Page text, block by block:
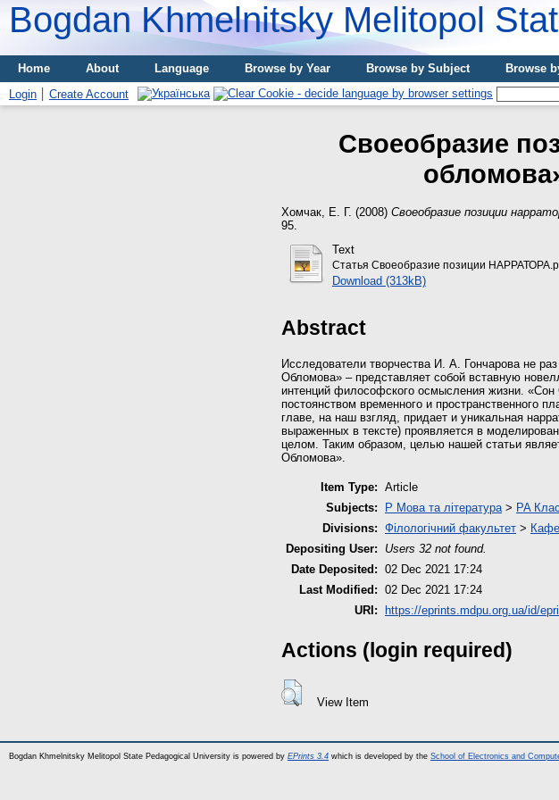
Bogdan Khmelnitsky Melitopol
Home About Language Browse by Year Browse by Subject Browse
Login
Create Account
Своеобразие
Хомчак, Е. Г. (2008) Своеобразие позиции
95.
Text
Статья Своеобразие позиции
Download (313kB)
Abstract
Исследователи творчества И. А. Гончарова не
Обломова» – представляет собой вставную
интенций философского осмысления жизни.
постоянством временного и пространственного
главе, на наш взгляд, придает и уникальная
выраженных в тексте) проявляется в
целом. Таким образом, целью нашей статьи
Обломова».
Item Type: Article
Subjects:
P Мова та література> PA
Divisions: Філологічний факультет >
Depositing User:
Users 32 not found.
Date Deposited: 02 Dec 2021 17:24
Last Modified: 02 Dec 2021 17:24
URI:
https://eprints.mdpu.org.ua/id/
Actions (login required)
View Item
Bogdan Khmelnitsky Melitopol State Pedagogical University is powered by EPrints 3.4 which is developed by the School of Electronics and